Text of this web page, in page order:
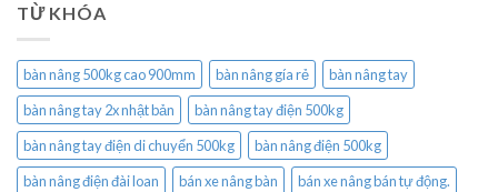
TỪ KHÓA
bàn nâng 500kg cao 900mm bàn nâng gía rẻ
bàn nâng tay
bàn nâng tay 2x nhật bản
bàn nâng tay điện 500kg
bàn nâng tay điện di chuyển 500kg
bàn nâng điện 500kg
bàn nâng điện đài loan
bán xe nâng bàn
bán xe nâng bán tự động.